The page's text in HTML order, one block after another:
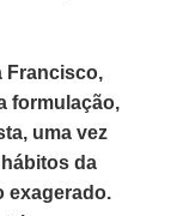
Francisco,
formulação,
uma vez
da
exagerado.